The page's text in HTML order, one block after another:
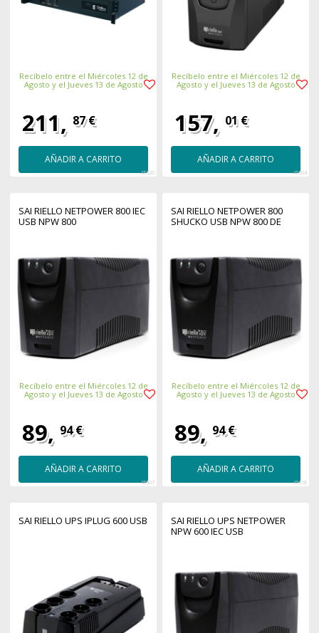
Recíbelo entre el Miércoles 12 de
Agosto y el Jueves 13 de Agosto
211, 87 €
AÑADIR A CARRITO
45320
Recíbelo entre el Miércoles 12 de
Agosto y el Jueves 13 de Agosto
157, 01 €
AÑADIR A CARRITO
45504
SAI RIELLO NETPOWER 800 IEC
USB NPW 800
Recíbelo entre el Miércoles 12 de
Agosto y el Jueves 13 de Agosto
89, 94 €
AÑADIR A CARRITO
45507
SAI RIELLO NETPOWER 800
SHUCKO USB NPW 800 DE
Recíbelo entre el Miércoles 12 de
Agosto y el Jueves 13 de Agosto
89, 94 €
AÑADIR A CARRITO
45318
SAI RIELLO UPS IPLUG 600 USB
SAI RIELLO UPS NETPOWER
NPW 600 IEC USB